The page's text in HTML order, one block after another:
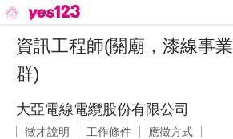
資訊工程師(關廟，漆線事業
群)
大亞電線電纜股份有限公司
徵才說明 工作條件
應徵方式